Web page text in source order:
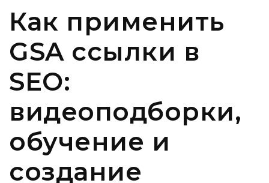
Как применить
GSA ссылки в
SEO:
видеоподборки,
обучение и
создание